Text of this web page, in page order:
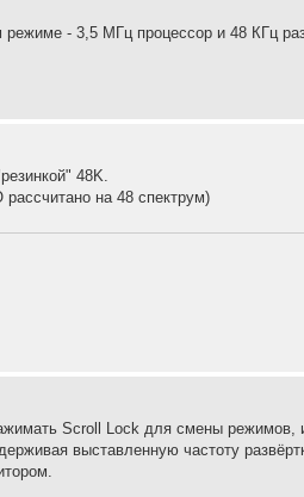
- 3,5 МГц процессор и 48 КГц
48K.
на 48 спектрум)
Scroll Lock для смены режимов,
выставленную частоту